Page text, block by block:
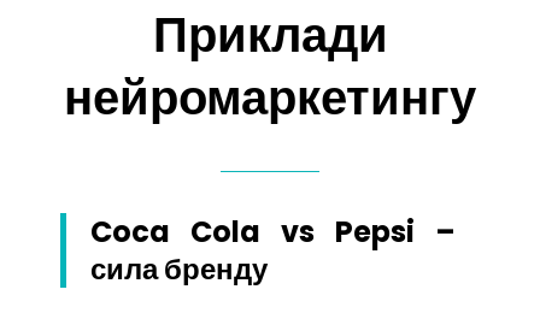
Приклади
нейромаркетингу
Coca Cola vs Pepsi –
сила бренду